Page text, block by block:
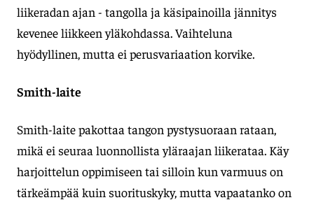
liikeradan ajan - tangolla ja käsipainoilla jännitys
kevenee liikkeen yläkohdassa. Vaihteluna
hyödyllinen, mutta ei perusvariaation korvike.
Smith-laite
Smith-laite pakottaa tangon pystysuoraan rataan,
mikä ei seuraa luonnollista yläraajan liikerataa. Käy
harjoittelun oppimiseen tai silloin kun varmuus on
tärkeämpää kuin suorituskyky, mutta vapaatanko on